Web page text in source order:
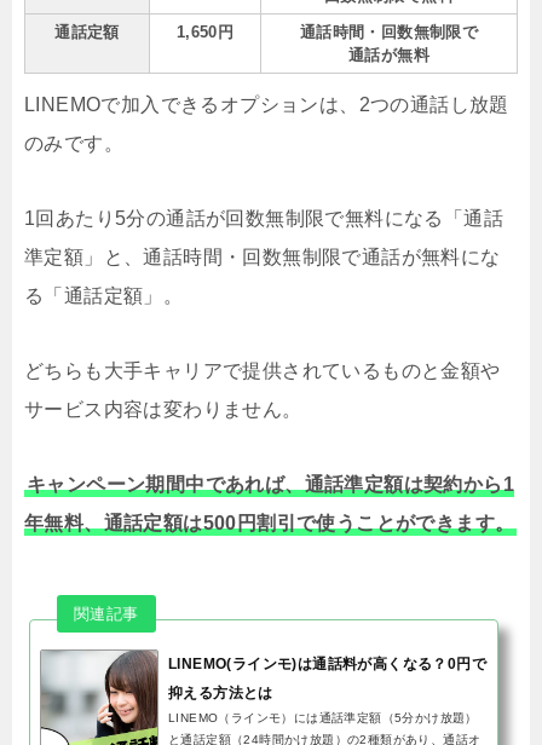
通話定額
1,650円
通話時間・回数無制限で
通話が無料
LINEMOで加入できるオプションは、2つの通話し放題
のみです。
1回あたり5分の通話が回数無制限で無料になる「通話
準定額」と、通話時間・回数無制限で通話が無料にな
る「通話定額」。
どちらも大手キャリアで提供されているものと金額や
サービス内容は変わりません。
キャンペーン期間中であれば、通話準定額は契約から1
年無料、通話定額は500円割引で使うことができます。
LINEMO(ラインモ)は通話料が高くなる？0円で
抑える方法とは
LINEMO（ラインモ）には通話準定額（5分かけ放題）
と通話定額（24時間かけ放題）の2種類があり、通話オ